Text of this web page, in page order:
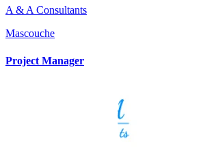
A & A Consultants
Mascouche
Project Manager